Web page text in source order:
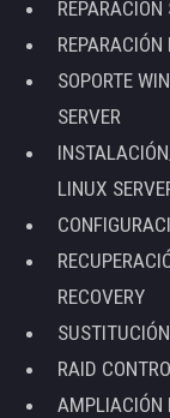
SOPORTE
SERVER
LINUX
RECOVERY
RAID
AMPLIACIÓN